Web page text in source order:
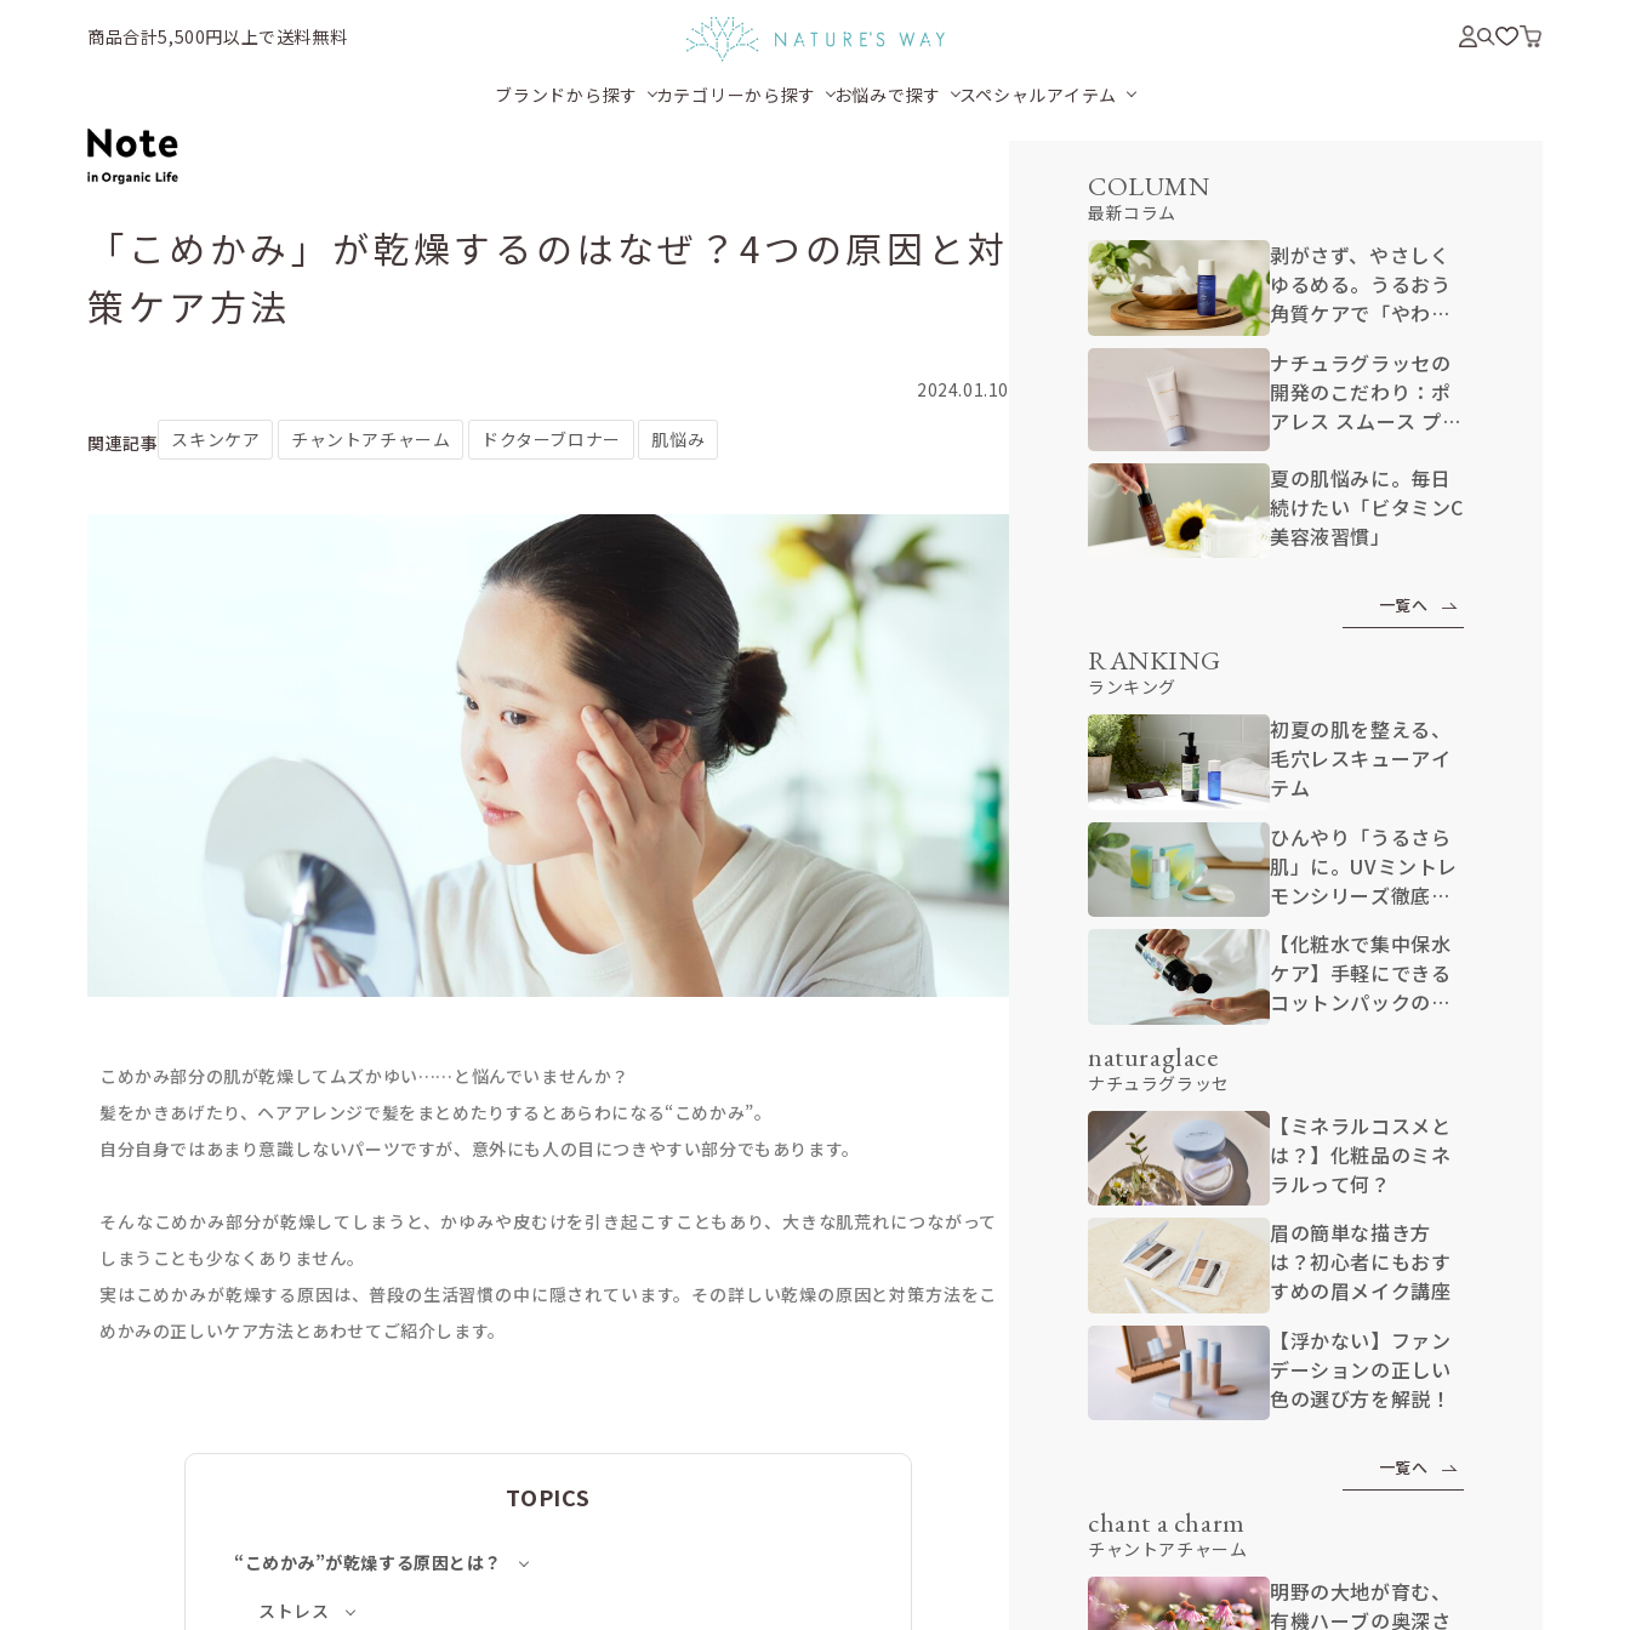
商品合計5,500円以上で送料無料
ブランドから探す カテゴリーから探す お悩みで探す スペシャルアイテム
「こめかみ」が乾燥するのはなぜ？4つの原因と対
策ケア方法
2024.01.10
関連記事 スキンケア チャントアチャーム ドクターブロナー 肌悩み
こめかみ部分の肌が乾燥してムズかゆい……と悩んでいませんか？
髪をかきあげたり、ヘアアレンジで髪をまとめたりするとあらわになる“こめかみ”。
自分自身ではあまり意識しないパーツですが、意外にも人の目につきやすい部分でもあります。
そんなこめかみ部分が乾燥してしまうと、かゆみや皮むけを引き起こすこともあり、大きな肌荒れにつながって
しまうことも少なくありません。
実はこめかみが乾燥する原因は、普段の生活習慣の中に隠されています。その詳しい乾燥の原因と対策方法をこ
めかみの正しいケア方法とあわせてご紹介します。
TOPICS
“こめかみ”が乾燥する原因とは？
ストレス
COLUMN
最新コラム
剥がさず、やさしく
ゆるめる。うるおう
角質ケアで「やわら
ナチュラグラッセの
開発のこだわり：ポ
アレス スムース プラ
夏の肌悩みに。毎日
続けたい「ビタミンC
美容液習慣」
一覧へ
RANKING
ランキング
初夏の肌を整える、
毛穴レスキューアイ
テム
ひんやり「うるさら
肌」に。UVミントレ
モンシリーズ徹底解
【化粧水で集中保水
ケア】手軽にできる
コットンパックのや
naturaglace
ナチュラグラッセ
【ミネラルコスメと
は？】化粧品のミネ
ラルって何？
眉の簡単な描き方
は？初心者にもおす
すめの眉メイク講座
【浮かない】ファン
デーションの正しい
色の選び方を解説！
一覧へ
chant a charm
チャントアチャーム
明野の大地が育む、
有機ハーブの奥深さ